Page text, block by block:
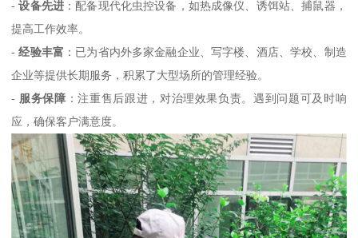
-设备先进 ：配备现代化虫控设备，如热成像仪、诱饵站、捕鼠器，
提高工作效率。
-经验丰富 ：已为省内外多家金融企业、写字楼、酒店、学校、制造
企业等提供长期服务，积累了大型场所的管理经验。
- 服务保障 ：注重售后跟进，对治理效果负责。遇到问题可及时响
应，确保客户满意度。